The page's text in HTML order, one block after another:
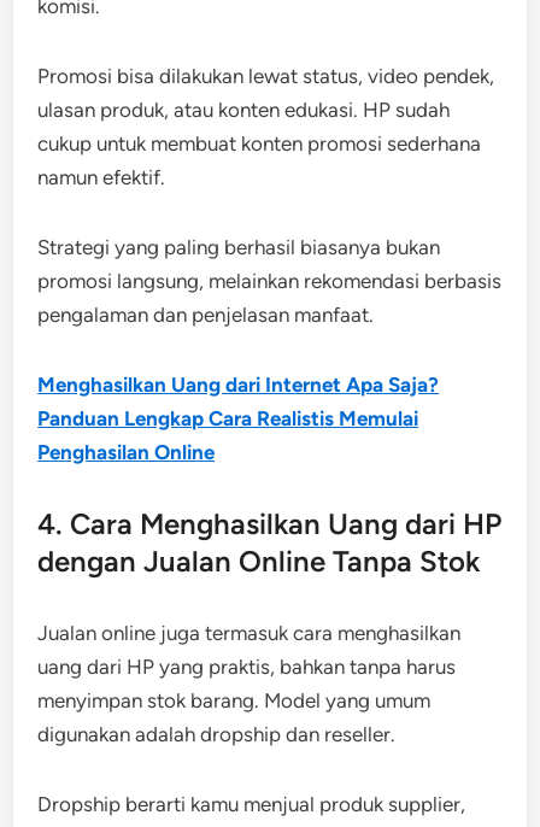
komisi.
Promosi bisa dilakukan lewat status, video pendek,
ulasan produk, atau konten edukasi. HP sudah
cukup untuk membuat konten promosi sederhana
namun efektif.
Strategi yang paling berhasil biasanya bukan
promosi langsung, melainkan rekomendasi berbasis
pengalaman dan penjelasan manfaat.
Menghasilkan Uang dari Internet Apa Saja?
Panduan Lengkap Cara Realistis Memulai
Penghasilan Online
4. Cara Menghasilkan Uang dari HP
dengan Jualan Online Tanpa Stok
Jualan online juga termasuk cara menghasilkan
uang dari HP yang praktis, bahkan tanpa harus
menyimpan stok barang. Model yang umum
digunakan adalah dropship dan reseller.
Dropship berarti kamu menjual produk supplier,